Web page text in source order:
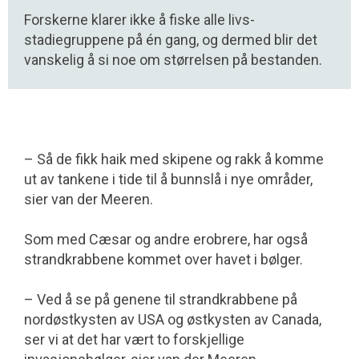
Forskerne klarer ikke å fiske alle livs­
stadiegruppene på én gang, og dermed blir det
vanskelig å si noe om størrelsen på bestanden.
– Så de fikk haik med skipene og rakk å komme
ut av tankene i tide til å bunnslå i nye områder,
sier van der Meeren.
Som med Cæsar og andre erobrere, har også
strandkrabbene kommet over havet i bølger.
– Ved å se på genene til strandkrabbene på
nordøstkysten av USA og østkysten av Canada,
ser vi at det har vært to forskjel­lige